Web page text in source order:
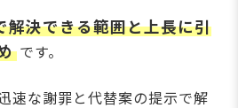
解決できる範囲と上長に引
です。
速な謝罪と代替案の提示で解